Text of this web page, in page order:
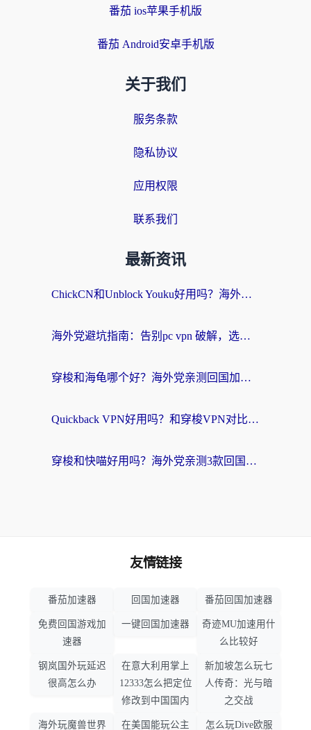
番茄 ios苹果手机版
番茄 Android安卓手机版
关于我们
服务条款
隐私协议
应用权限
联系我们
最新资讯
ChickCN和Unblock Youku好用吗？海外党亲测3款回国加速器，附iOS免费选择指南
海外党避坑指南：告别pc vpn 破解，选对回国加速器轻松访问国内资源
穿梭和海龟哪个好？海外党亲测回国加速器，附电脑免费VPN推荐
Quickback VPN好用吗？和穿梭VPN对比哪个回国效果更好？海外党必看的真实测评与选择指南
穿梭和快喵好用吗？海外党亲测3款回国加速器，附日本回国VPN避坑指南
友情链接
番茄加速器 回国加速器 番茄回国加速器
免费回国游戏加
速器
一键回国加速器
奇迹MU加速用什
么比较好
钢岚国外玩延迟
很高怎么办
在意大利用掌上
12333怎么把定位
修改到中国国内
新加坡怎么玩七
人传奇：光与暗
之交战
海外玩魔兽世界 在美国能玩公主 怎么玩Dive欧服